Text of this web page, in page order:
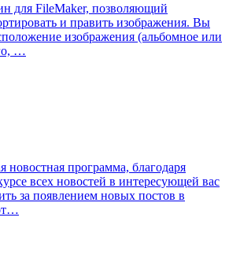
для FileMaker, позволяющий
и править изображения. Вы
изображения (альбомное или
…
новостная программа, благодаря
всех новостей в интересующей вас
за появлением новых постов в